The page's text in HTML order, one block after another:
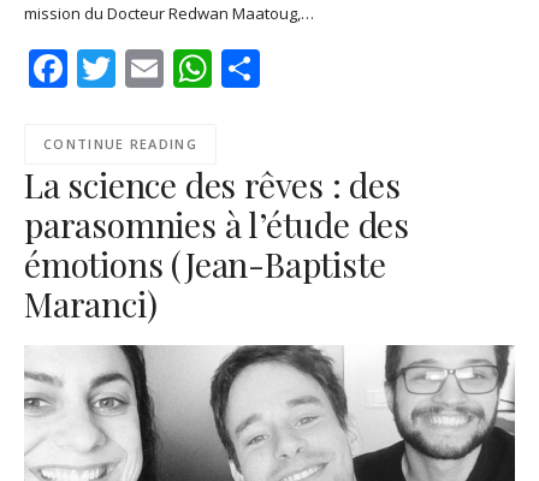
RSS FEED
EMBED
mission du Docteur Redwan Maatoug,…
Facebook
Twitter
EmailWhatsApp
CONTINUE READING
La science des rêves : des
parasomnies à l’étude des
émotions (Jean-Baptiste
Maranci)